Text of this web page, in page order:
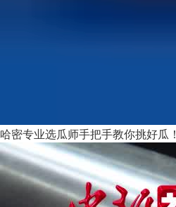
哈密专业选瓜师手把手教你挑好瓜！